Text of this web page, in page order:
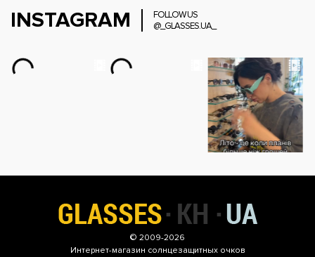
INSTAGRAM
FOLLOW US
@_GLASSES.UA_
© 2009-2026
Интернет-магазин солнцезащитных очков